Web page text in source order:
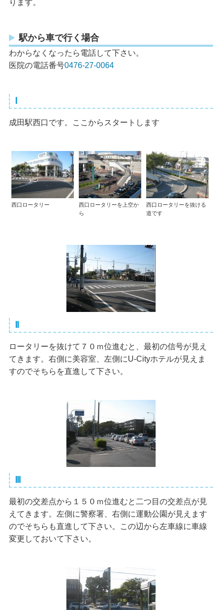
ります。
駅から車で行く場合
わからなくなったら電話して下さい。
医院の電話番号0476-27-0064
成田駅西口です。ここからスタートします
西口ロータリー
西口ロータリーを上空か
ら
西口ロータリーを抜ける
道です
Ⅱ
ロータリーを抜けて７０ｍ位進むと、最初の信号が見え
てきます。右側に美容室、左側にU-Cityホテルが見えま
すのでそちらを直進して下さい。
Ⅲ
最初の交差点から１５０ｍ位進むと二つ目の交差点が見
えてきます。左側に警察署、右側に運動公園が見えます
のでそちらも直進して下さい。この辺から左車線に車線
変更しておいて下さい。